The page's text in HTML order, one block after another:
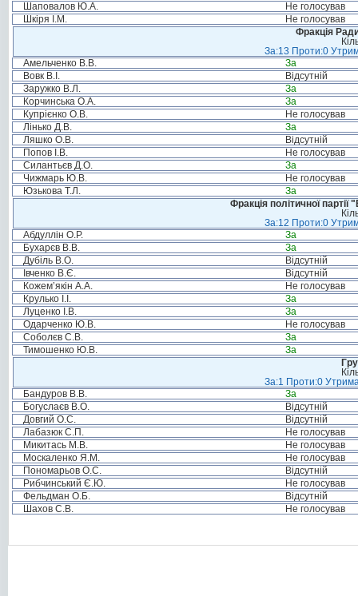
Шаповалов Ю.А.
Не голосував
Шкіря І.М.
Не голосував
Фракція
За:13 Проти:0
Амельченко В.В.
За
Вовк В.І.
Відсутній
Заружко В.Л.
За
Корчинська О.А.
За
Купрієнко О.В.
Не голосував
Лінько Д.В.
За
Ляшко О.В.
Відсутній
Попов І.В.
Не голосував
Силантьєв Д.О.
За
Чижмарь Ю.В.
Не голосував
Юзькова Т.Л.
За
Фракція політичної
За:12 Проти:0
Абдуллін О.Р.
За
Бухарєв В.В.
За
Дубіль В.О.
Відсутній
Івченко В.Є.
Відсутній
Кожем’якін А.А.
Не голосував
Крулько І.І.
За
Луценко І.В.
За
Одарченко Ю.В.
Не голосував
Соболєв С.В.
За
Тимошенко Ю.В.
За
За:1 Проти:0
Бандуров В.В.
За
Богуслаєв В.О.
Відсутній
Довгий О.С.
Відсутній
Лабазюк С.П.
Не голосував
Микитась М.В.
Не голосував
Москаленко Я.М.
Не голосував
Пономарьов О.С.
Відсутній
Рибчинський Є.Ю.
Не голосував
Фельдман О.Б.
Відсутній
Шахов С.В.
Не голосував